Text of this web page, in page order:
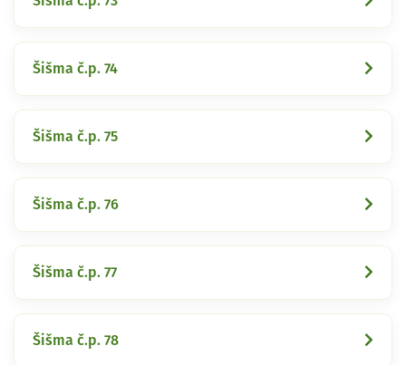
Šišma č.p. 74
Šišma č.p. 75
Šišma č.p. 76
Šišma č.p. 77
Šišma č.p. 78